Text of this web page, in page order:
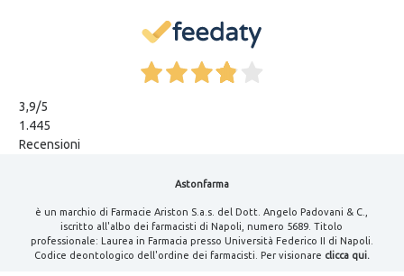
3,9/5
1.445
Recensioni
Astonfarma
è un marchio di Farmacie Ariston S.a.s. del Dott. Angelo Padovani & C.,
iscritto all'albo dei farmacisti di Napoli, numero 5689. Titolo
professionale: Laurea in Farmacia presso Università Federico II di Napoli.
Codice deontologico dell'ordine dei farmacisti. Per visionare clicca qui.